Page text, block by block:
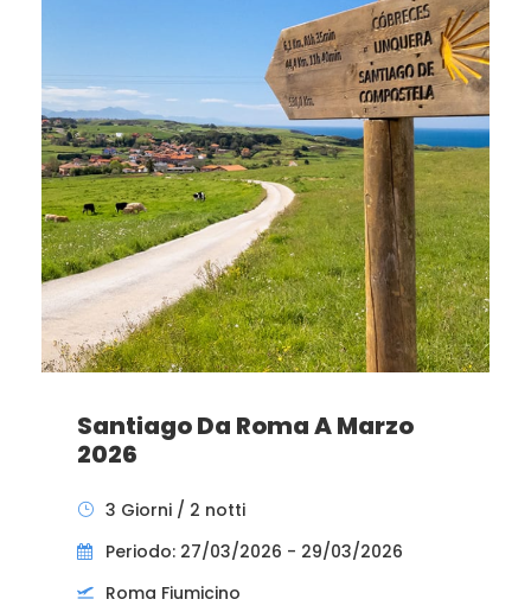
Santiago Da Roma A Marzo
2026
3 Giorni / 2 notti
Periodo: 27/03/2026 - 29/03/2026
Roma Fiumicino